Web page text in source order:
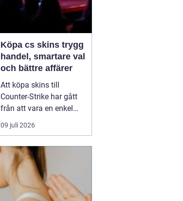
Köpa cs skins trygg
handel, smartare val
och bättre affärer
Att köpa skins till
Counter-Strike har gått
från att vara en enkel
hobby till att bli en egen
liten ekonomi. Värdet på
vapen kan motsvara en
mobiltelefon, och
misstag kan bli dyra.
Därför söker många
09 juli 2026